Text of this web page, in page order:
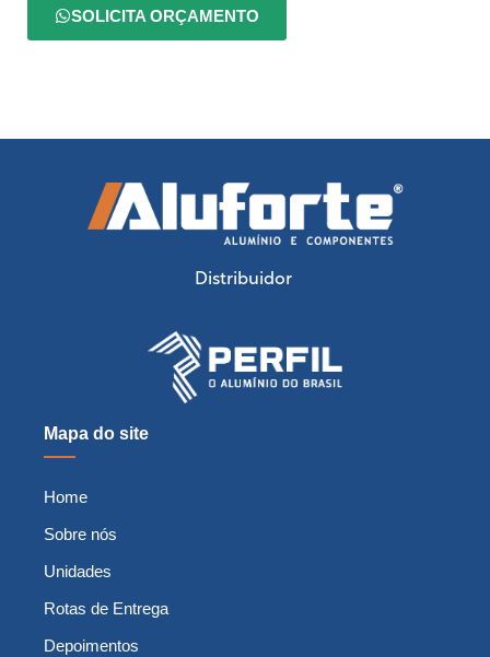
SOLICITA ORÇAMENTO
Distribuidor
Mapa do site
Home
Sobre nós
Unidades
Rotas de Entrega
Depoimentos